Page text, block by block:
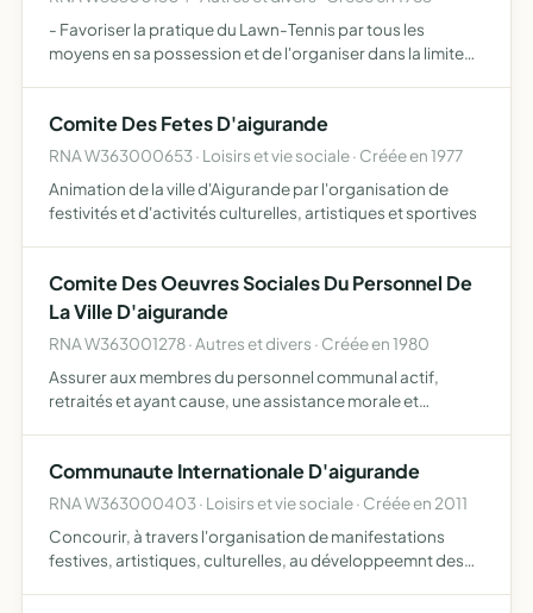
- Favoriser la pratique du Lawn-Tennis par tous les
moyens en sa possession et de l'organiser dans la limite
Comite Des Fetes D'aigurande
RNA W363000653 · Loisirs et vie sociale · Créée en 1977
Animation de la ville d'Aigurande par l'organisation de
festivités et d'activités culturelles, artistiques et sportives
Comite Des Oeuvres Sociales Du Personnel De
La Ville D'aigurande
RNA W363001278 · Autres et divers · Créée en 1980
Assurer aux membres du personnel communal actif,
retraités et ayant cause, une assistance morale et
de nat…
Communaute Internationale D'aigurande
RNA W363000403 · Loisirs et vie sociale · Créée en 2011
Concourir, à travers l'organisation de manifestations
festives, artistiques, culturelles, au développeemnt des